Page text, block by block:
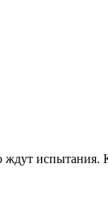
испытания.